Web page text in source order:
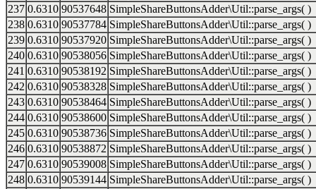
237 0.6310 90537648 SimpleShareButtonsAdder\Util::parse_args( )
238 0.6310 90537784 SimpleShareButtonsAdder\Util::parse_args( )
239 0.6310 90537920 SimpleShareButtonsAdder\Util::parse_args( )
240 0.6310 90538056 SimpleShareButtonsAdder\Util::parse_args( )
241 0.6310 90538192 SimpleShareButtonsAdder\Util::parse_args( )
242 0.6310 90538328 SimpleShareButtonsAdder\Util::parse_args( )
243 0.6310 90538464 SimpleShareButtonsAdder\Util::parse_args( )
244 0.6310 90538600 SimpleShareButtonsAdder\Util::parse_args( )
245 0.6310 90538736 SimpleShareButtonsAdder\Util::parse_args( )
246 0.6310 90538872 SimpleShareButtonsAdder\Util::parse_args( )
247 0.6310 90539008 SimpleShareButtonsAdder\Util::parse_args( )
248 0.6310 90539144 SimpleShareButtonsAdder\Util::parse_args( )